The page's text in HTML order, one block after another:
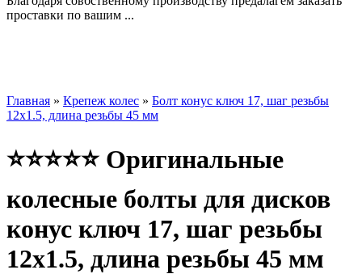
проставки по вашим ...
Главная » Крепеж колес » Болт конус ключ 17, шаг резьбы
12x1.5, длина резьбы 45 мм
⭐⭐⭐⭐⭐ Оригинальные
колесные болты для дисков
конус ключ 17, шаг резьбы
12x1.5, длина резьбы 45 мм